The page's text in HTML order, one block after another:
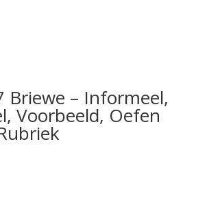
Briewe – Informeel,
Voorbeeld, Oefen